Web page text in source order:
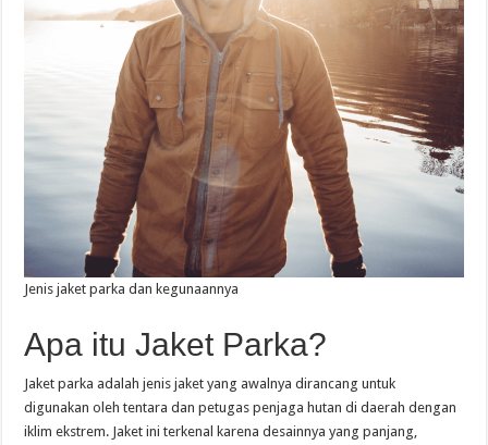
Jenis jaket parka dan kegunaannya
Apa itu Jaket Parka?
Jaket parka adalah jenis jaket yang awalnya dirancang untuk
digunakan oleh tentara dan petugas penjaga hutan di daerah dengan
iklim ekstrem. Jaket ini terkenal karena desainnya yang panjang,